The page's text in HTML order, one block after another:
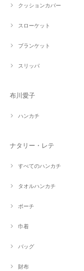
クッションカバー
スローケット
ブランケット
スリッパ
布川愛子
ハンカチ
ナタリー・レテ
すべてのハンカチ
タオルハンカチ
ポーチ
巾着
バッグ
財布